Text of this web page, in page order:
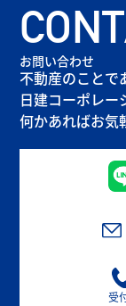
お問い合わせ
不動産のことで
日建コーポレー
何かあればお気
受